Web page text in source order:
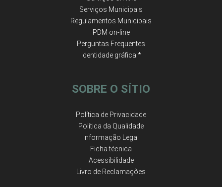
Serviços Municipais
Regulamentos Municipais
PDM on-line
Perguntas Frequentes
Identidade gráfica *
SOBRE O SÍTIO
Política de Privacidade
Política da Qualidade
Informação Legal
Ficha técnica
Acessibilidade
Livro de Reclamações